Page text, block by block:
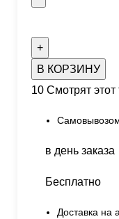
В КОРЗИНУ
10 Смотрят
в день заказа
Бесплатно
Доставка на